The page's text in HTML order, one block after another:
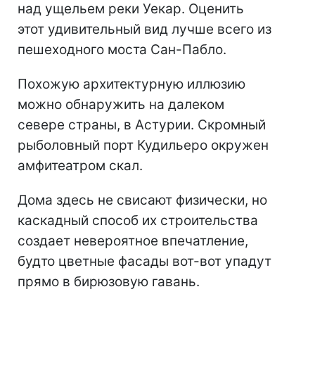
над ущельем реки Уекар. Оценить
этот удивительный вид лучше всего из
пешеходного моста Сан-Пабло.
Похожую архитектурную иллюзию
можно обнаружить на далеком
севере страны, в Астурии. Скромный
рыболовный порт Кудильеро окружен
амфитеатром скал.
Дома здесь не свисают физически, но
каскадный способ их строительства
создает невероятное впечатление,
будто цветные фасады вот-вот упадут
прямо в бирюзовую гавань.